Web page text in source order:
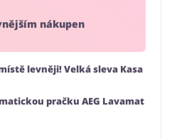
nákupen
levněji! Velká sleva Kasa
pračku AEG Lavamat